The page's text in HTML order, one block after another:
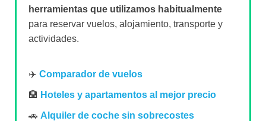
herramientas que utilizamos habitualmente
para reservar vuelos, alojamiento, transporte y
actividades.
✈️ Comparador de vuelos
🏨 Hoteles y apartamentos al mejor precio
🚗 Alquiler de coche sin sobrecostes